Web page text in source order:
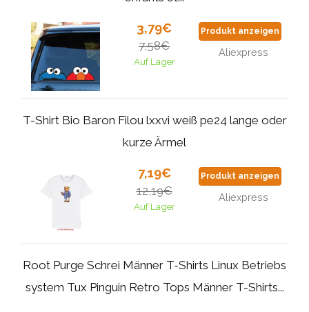
3,79€
7,58€
Auf Lager
Produkt anzeigen
Aliexpress
T-Shirt Bio Baron Filou lxxvi weiß pe24 lange oder
kurze Ärmel
7,19€
12,19€
Auf Lager
Produkt anzeigen
Aliexpress
Root Purge Schrei Männer T-Shirts Linux Betriebs
system Tux Pinguin Retro Tops Männer T-Shirts...